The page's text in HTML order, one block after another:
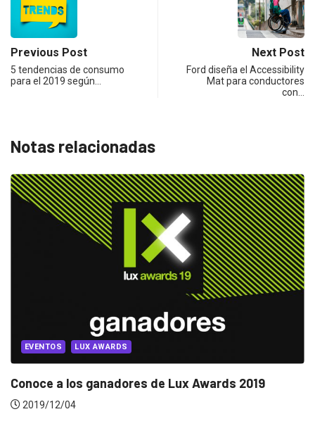
Previous Post
5 tendencias de consumo
para el 2019 según…
Next Post
Ford diseña el Accessibility
Mat para conductores
con…
Notas relacionadas
EVENTOS LUX AWARDS
Conoce a los ganadores de Lux Awards 2019
2019/12/04